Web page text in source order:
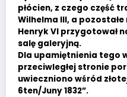
płócien, z czego część
Wilhelma III, a
Henryk VI przygotował
salę galeryjną.
Dla upamiętnienia tego
przeciwległej stronie
uwieczniono wśród
6ten/Juny 1832”.